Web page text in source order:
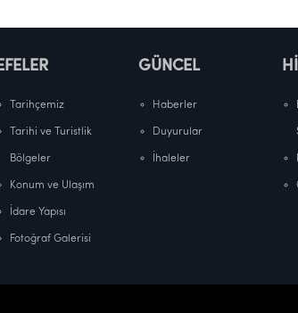
Tarihçemiz
Tarihi ve Turistlik
Bölgeler
Konum ve Ulaşım
İdare Yapısı
Fotoğraf Galerisi
GÜNCEL
Haberler
Duyurular
İhaleler